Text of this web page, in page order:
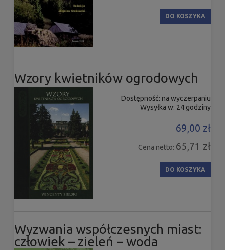
DO KOSZYKA
Wzory kwietników ogrodowych
Dostępność: na wyczerpaniu
Wysyłka w: 24 godziny
69,00 zł
Cena netto: 65,71 zł
DO KOSZYKA
Wyzwania współczesnych miast:
człowiek – zieleń – woda